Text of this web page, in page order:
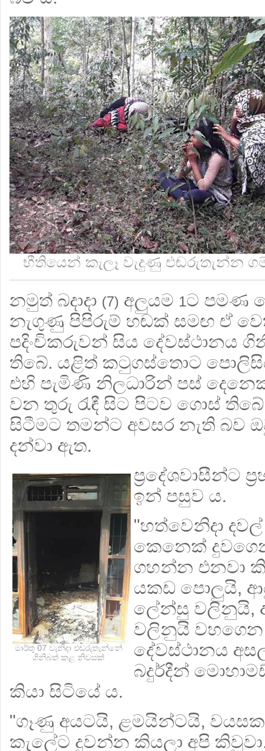
භීතියෙන් කැලෑ වැදුණු එඬරුතැන්න
නමුත් බදාදා (7) අලුයම 1ට පමණ
නැගුණු පිපිරුම් හඬක් සමඟ ඒ
පදිංචිකරුවන් සිය දේවස්ථානය
තිබේ. යළිත් කටුගස්තොට
එහි පැමිණි නිලධාරින් පස්
වන තුරු රැඳී සිට පිටව ගොස්
සිටීමට තමන්ට අවසර නැති බව
දන්වා ඇත.
මාර්තු 07 වැනිදා එඬරුතැන්නේ
ගිනිබත් කළ නිවසක්
ප්‍රදේශවාසීන්ට
ඉන් පසුව ය.
"හත්වෙනිදා
කෙනෙක්
ගහන්න එනවා
යකඩ පොලුයි,
ලේන්සු වලිනුයි,
වලිනුයි
දේවස්ථානය
බදුර්දීන්
කියා සිටියේ ය.
"ගෑණු අයටයි, ළමයින්ටයි,
කැලේට දුවන්න කියලා අපි